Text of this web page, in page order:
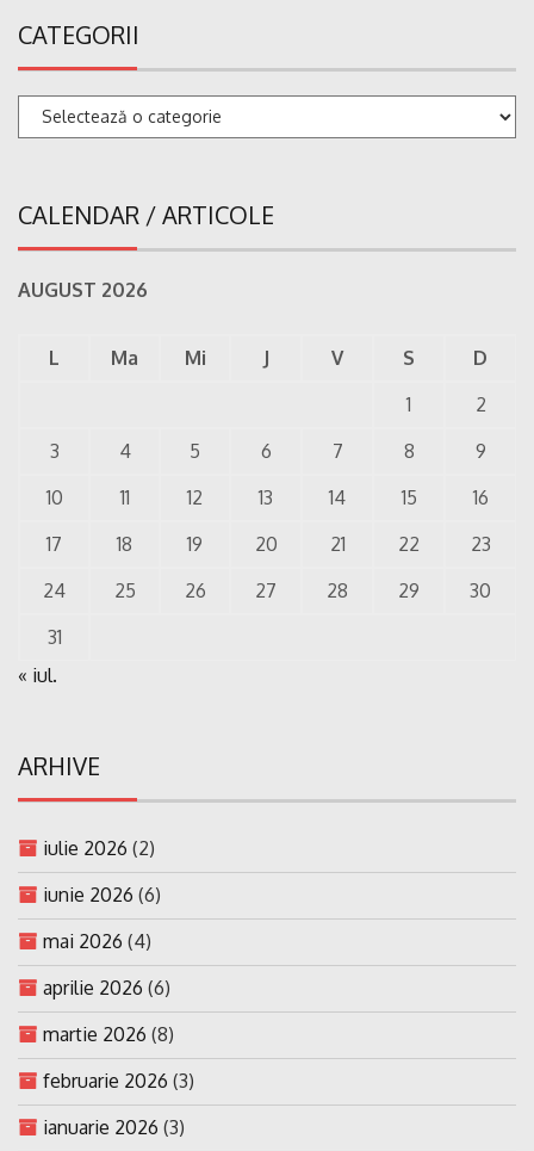
CATEGORII
Categorii
CALENDAR / ARTICOLE
AUGUST 2026
L Ma Mi J V S
D
1
2
3
4 5 6 7 8
9
10
11 12 13 14 15
16
17
18 19 20 21 22
23
24
25 26 27 28 29
30
31
« iul.
ARHIVE
iulie 2026 (2)
iunie 2026 (6)
mai 2026 (4)
aprilie 2026 (6)
martie 2026 (8)
februarie 2026 (3)
ianuarie 2026 (3)